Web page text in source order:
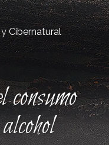
yCibernatural
consumo